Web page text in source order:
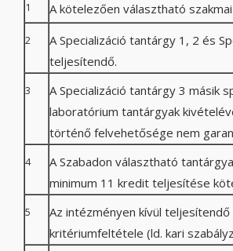
1 A kötelezően választható
2
A Specializáció tantárgy 1, 2 és
teljesítendő.
3
A Specializáció tantárgy 3 másik
laboratórium tantárgyak
történő felvehetősége nem
4
A Szabadon választható
minimum 11 kredit teljesítése
5
Az intézményen kívül
kritériumfeltétele (ld. kari